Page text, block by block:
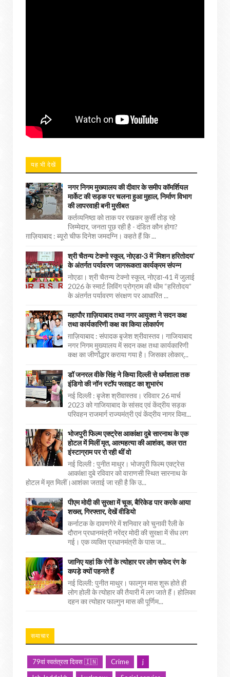
यह भी देखें
नगर निगम मुख्यालय की दीवार के समीप कॉमर्शियल
मार्केट की सड़क पर चलना हुआ मुहाल, निर्माण विभाग
की लापरवाही बनी मुसीबत
कर्तव्यनिष्ठा को ताक पर रखकर कुर्सी तोड़ रहे
जिम्मेदार, जनता पूछ रही है - दंडित कौन होगा?
ग़ाज़ियाबाद : ब्यूरो चीफ दिनेश जमदग्नि। कहते हैं कि ...
श्री चैतन्य टेक्नो स्कूल, नोएडा-3 में ‘मिशन हरितोदय’
के अंतर्गत पर्यावरण जागरूकता कार्यक्रम संपन्न
नोएडा। श्री चैतन्य टेक्नो स्कूल, नोएडा-41 में जुलाई
2026 के स्मार्ट लिविंग प्रोग्राम की थीम “हरितोदय”
के अंतर्गत पर्यावरण संरक्षण पर आधारित ...
महापौर ग़ाज़ियाबाद तथा नगर आयुक्त ने सदन कक्ष
तथा कार्यकारिणी कक्ष का किया लोकार्पण
ग़ाज़ियाबाद : संपादक बृजेश श्रीवास्तव। गाजियाबाद
नगर निगम मुख्यालय में सदन कक्ष तथा कार्यकारिणी
कक्ष का जीर्णोद्धार कराया गया है। जिसका लोकार्...
डॉ जनरल वीके सिंह ने किया दिल्ली से धर्मशाला तक
इंडिगो की नॉन स्टॉप फ्लाइट का शुभारंभ
नई दिल्ली : बृजेश श्रीवास्तव। रविवार 26 मार्च
2023 को गाजियाबाद के सांसद एवं केंद्रीय सड़क
परिवहन राजमार्ग राज्यमंत्री एवं केंद्रीय नागर विमा...
भोजपुरी फिल्म एक्ट्रेस आकांक्षा दुबे सारनाथ के एक
होटल में मिलीं मृत, आत्महत्या की आशंका, कल रात
इंस्टाग्राम पर रो रही थीं वो
नई दिल्ली : पुनीत माथुर। भोजपुरी फिल्म एक्ट्रेस
आकांक्षा दुबे रविवार को वाराणसी स्थित सारनाथ के
होटल में मृत मिलीं।आशंका जताई जा रही है कि उ...
पीएम मोदी की सुरक्षा में चूक, बैरिकेड पार करके आया
शख्स, गिरफ्तार, देखें वीडियो
कर्नाटक के दावणगेरे में शनिवार को चुनावी रैली के
दौरान प्रधानमंत्री नरेंद्र मोदी की सुरक्षा में सेंध लग
गई। एक व्यक्ति प्रधानमंत्री के पास ज...
जानिए यहां कि रंगों के त्योहार पर लोग सफेद रंग के
कपड़े क्यों पहनते हैं
नई दिल्ली: पुनीत माथुर। फाल्गुन मास शुरू होते ही
लोग होली के त्योहार की तैयारी में लग जाते हैं। होलिका
दहन का त्योहार फाल्गुन मास की पूर्णिम...
समाचार
79वां स्वतंत्रता दिवस 🇮🇳 Crime
j